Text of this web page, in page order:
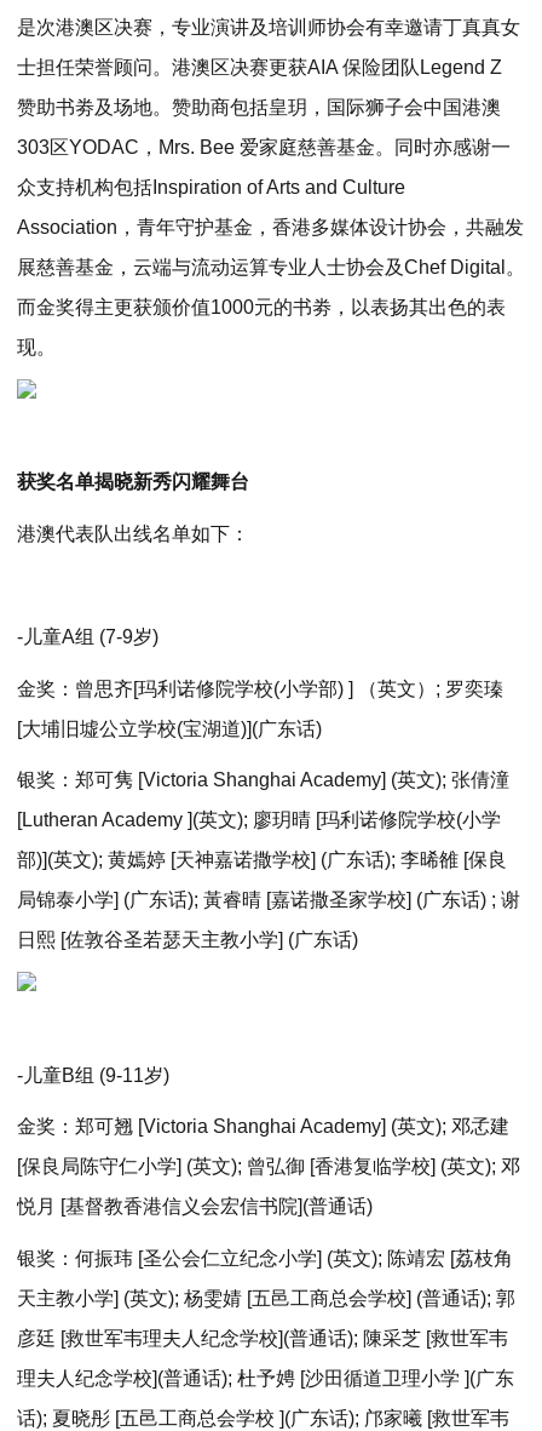
是次港澳区决赛，专业演讲及培训师协会有幸邀请丁真真女
士担任荣誉顾问。港澳区决赛更获AIA 保险团队Legend Z
赞助书劵及场地。赞助商包括皇玥，国际狮子会中国港澳
303区YODAC，Mrs. Bee 爱家庭慈善基金。同时亦感谢一
众支持机构包括Inspiration of Arts and Culture
Association，青年守护基金，香港多媒体设计协会，共融发
展慈善基金，云端与流动运算专业人士协会及Chef Digital。
而金奖得主更获颁价值1000元的书劵，以表扬其出色的表
现。
获奖名单揭晓新秀闪耀舞台
港澳代表队出线名单如下：
-儿童A组 (7-9岁)
金奖：曾思齐[玛利诺修院学校(小学部) ] （英文）; 罗奕瑧
[大埔旧墟公立学校(宝湖道)](广东话)
银奖：郑可隽 [Victoria Shanghai Academy] (英文); 张倩潼
[Lutheran Academy ](英文); 廖玥晴 [玛利诺修院学校(小学
部)](英文); 黄嫣婷 [天神嘉诺撒学校] (广东话); 李晞雒 [保良
局锦泰小学] (广东话); 黃睿晴 [嘉诺撒圣家学校] (广东话) ; 谢
日熙 [佐敦谷圣若瑟天主教小学] (广东话)
-儿童B组 (9-11岁)
金奖：郑可翘 [Victoria Shanghai Academy] (英文); 邓孞建
[保良局陈守仁小学] (英文); 曾弘御 [香港复临学校] (英文); 邓
悦月 [基督教香港信义会宏信书院](普通话)
银奖：何振玮 [圣公会仁立纪念小学] (英文); 陈靖宏 [荔枝角
天主教小学] (英文); 杨雯婧 [五邑工商总会学校] (普通话); 郭
彦廷 [救世军韦理夫人纪念学校](普通话); 陳采芝 [救世军韦
理夫人纪念学校](普通话); 杜予娉 [沙田循道卫理小学 ](广东
话); 夏晓彤 [五邑工商总会学校 ](广东话); 邝家曦 [救世军韦